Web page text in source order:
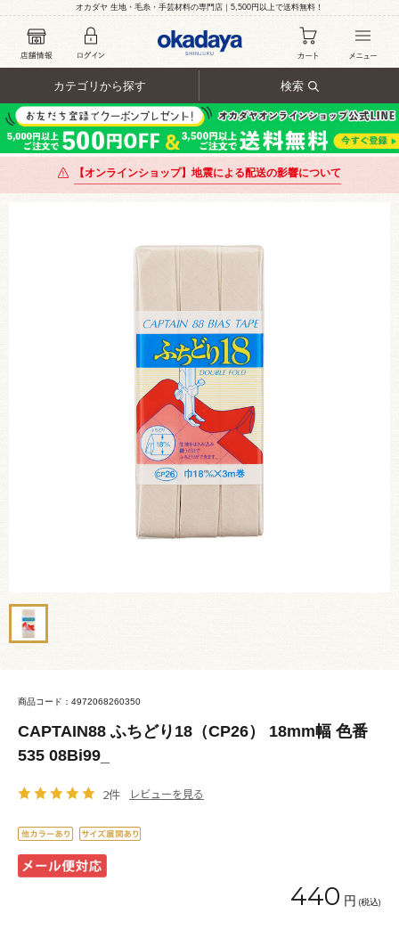
オカダヤ 生地・毛糸・手芸材料の専門店｜5,500円以上で送料無料！
カテゴリから探す 検索
【オンラインショップ】地震による配送の影響について
商品コード：4972068260350
CAPTAIN88 ふちどり18（CP26） 18mm幅 色番
535 08Bi99_
2件 レビューを見る
440 円 (税込)